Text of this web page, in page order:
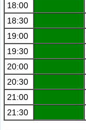
18:00
18:30
19:00
19:30
20:00
20:30
21:00
21:30